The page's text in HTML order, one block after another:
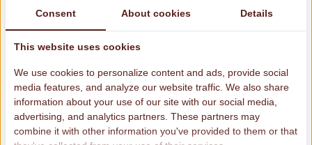
Soms lukt dit, en zien ze waar ze kunnen
veranderen en pakken ze hun kans samen
met de hulpverlener om echt stappen te
gaan zetten. Maar het is echt lastig.
Veranderen doet namelijk ook gewoon pijn.
Dingen die je je leven lang al op een bepaalde
manier doet of aanpakt, zijn vaak niet in drie
Consent About cookies Details
This website uses cookies
We use cookies to personalize content and ads, provide social
media features, and analyze our website traffic. We also share
information about your use of our site with our social media,
advertising, and analytics partners. These partners may
combine it with other information you've provided to them or that